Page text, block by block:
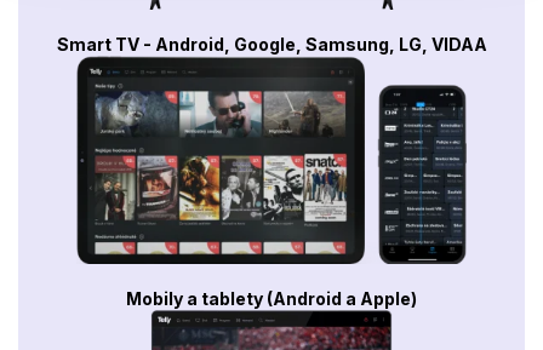
Smart TV - Android, Google, Samsung, LG, VIDAA
Mobily a tablety (Android a Apple)